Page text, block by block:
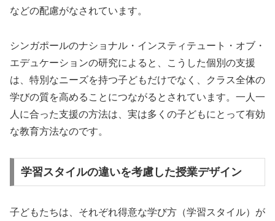
などの配慮がなされています。
シンガポールのナショナル・インスティテュート・オブ・
エデュケーションの研究によると、こうした個別の支援
は、特別なニーズを持つ子どもだけでなく、クラス全体の
学びの質を高めることにつながるとされています。一人一
人に合った支援の方法は、実は多くの子どもにとって有効
な教育方法なのです。
学習スタイルの違いを考慮した授業デザイン
子どもたちは、それぞれ得意な学び方（学習スタイル）が